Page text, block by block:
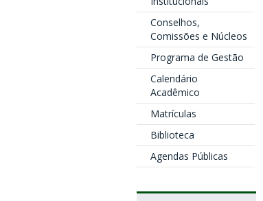
Conselhos,
Comissões e Núcleos
Programa de Gestão
Calendário
Acadêmico
Matrículas
Biblioteca
Agendas Públicas